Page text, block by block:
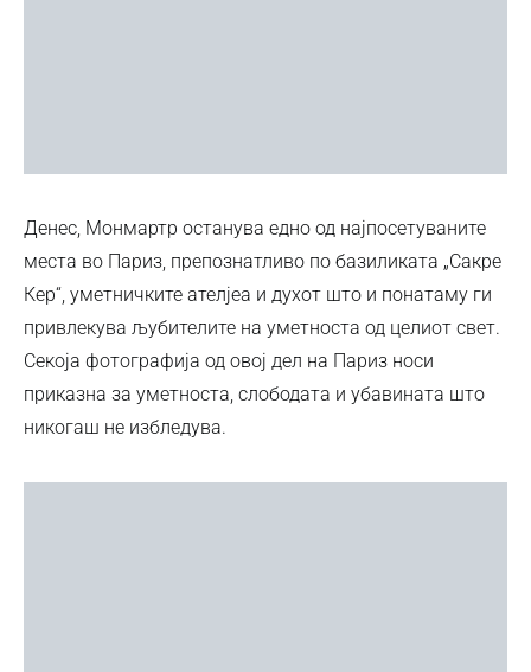
Денес, Монмартр останува едно од најпосетуваните
места во Париз, препознатливо по базиликата „Сакре
Кер“, уметничките ателјеа и духот што и понатаму ги
привлекува љубителите на уметноста од целиот свет.
Секоја фотографија од овој дел на Париз носи
приказна за уметноста, слободата и убавината што
никогаш не избледува.